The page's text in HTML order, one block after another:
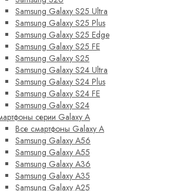
Samsung Galaxy S25 Ultra
Samsung Galaxy S25 Plus
Samsung Galaxy S25 Edge
Samsung Galaxy S25 FE
Samsung Galaxy S25
Samsung Galaxy S24 Ultra
Samsung Galaxy S24 Plus
Samsung Galaxy S24 FE
Samsung Galaxy S24
серии Galaxy A
Все смартфоны Galaxy A
Samsung Galaxy A56
Samsung Galaxy A55
Samsung Galaxy A36
Samsung Galaxy A35
Samsung Galaxy A25